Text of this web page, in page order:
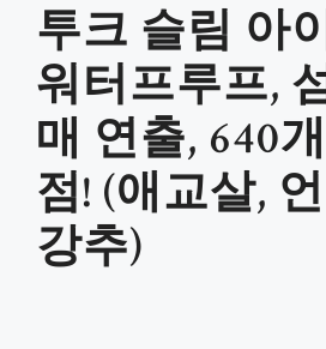
투크 슬림 아
워터프루프,
매 연출, 640
점! (애교살,
강추)